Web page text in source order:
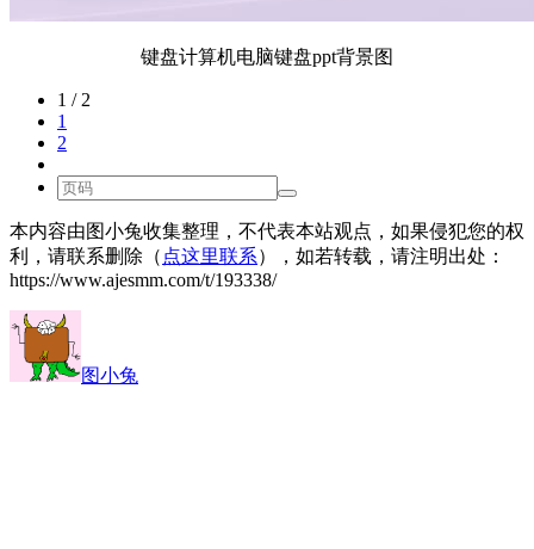
键盘计算机电脑键盘ppt背景图
1 / 2
1
2
本内容由图小兔收集整理，不代表本站观点，如果侵犯您的权
利，请联系删除（ 点这里联系），如若转载，请注明出处：
https://www.ajesmm.com/t/193338/
图小兔